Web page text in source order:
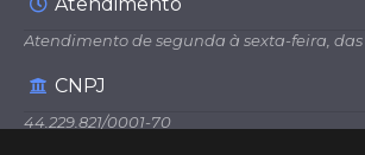
Atendimento de segunda à sexta-feira, das
CNPJ
44.229.821/0001-70